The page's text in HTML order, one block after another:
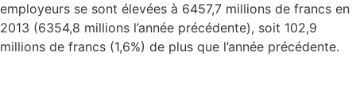
employeurs se sont élevées à 6457,7 millions de francs en
2013 (6354,8 millions l’année précédente), soit 102,9
millions de francs (1,6%) de plus que l’année précédente.